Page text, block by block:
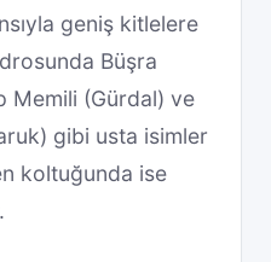
geniş kitlelere
Büşra
Memili (Gürdal) ve
gibi usta isimler
koltuğunda ise